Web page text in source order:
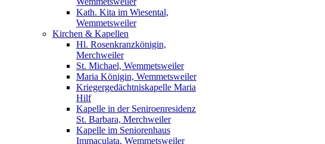
Kath. Kita im Wiesental,
Wemmetsweiler
Kirchen & Kapellen
Hl. Rosenkranzkönigin,
Merchweiler
St. Michael, Wemmetsweiler
Maria Königin, Wemmetsweiler
Kriegergedächtniskapelle Maria
Hilf
Kapelle in der Seniroenresidenz
St. Barbara, Merchweiler
Kapelle im Seniorenhaus
Immaculata, Wemmetsweiler